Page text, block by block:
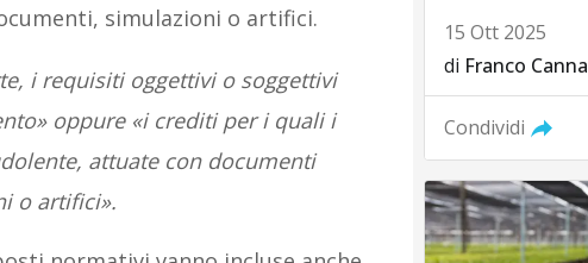
simulazioni o artifici.
i requisiti oggettivi o soggettivi
oppure «i crediti per i quali i
attuate con documenti
o artifici».
15 Ott 2025
di Franco Canna
Condividi